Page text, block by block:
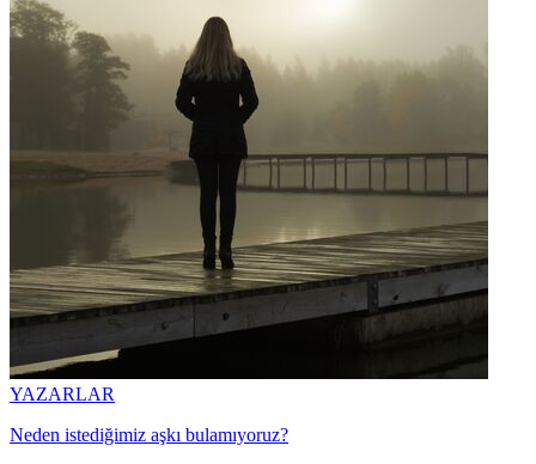
YAZARLAR
Neden istediğimiz aşkı bulamıyoruz?